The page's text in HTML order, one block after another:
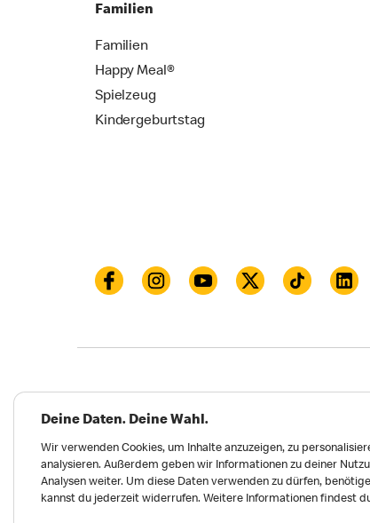
Familien
Familien
Happy Meal®
Spielzeug
Kindergeburtstag
Meldungen zu Menschen- und
Erklärung zur Barrierefreiheit
Deine Daten. Deine Wahl.
Wir verwenden Cookies, um Inhalte anzuzeigen, zu
analysieren. Außerdem geben wir Informationen zu deiner
Analysen weiter. Um diese Daten verwenden zu dürfen,
kannst du jederzeit widerrufen. Weitere Informationen findest